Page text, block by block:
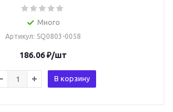
Много
Артикул: SQ0803-0058
186.06₽/шт
В корзину